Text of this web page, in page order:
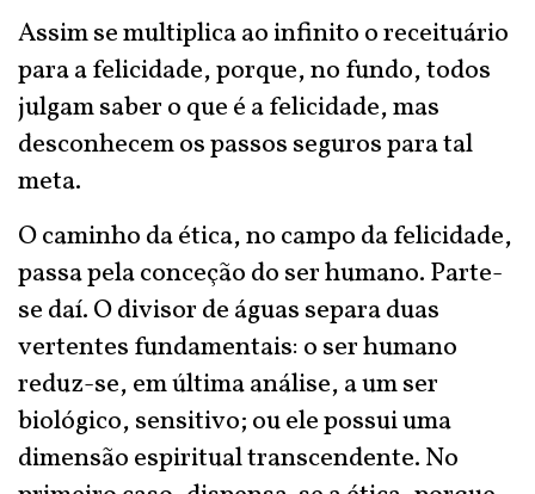
Assim se multiplica ao infinito o receituário
para a felicidade, porque, no fundo, todos
julgam saber o que é a felicidade, mas
desconhecem os passos seguros para tal
meta.
O caminho da ética, no campo da felicidade,
passa pela conceção do ser humano. Parte-
se daí. O divisor de águas separa duas
vertentes fundamentais: o ser humano
reduz-se, em última análise, a um ser
biológico, sensitivo; ou ele possui uma
dimensão espiritual transcendente. No